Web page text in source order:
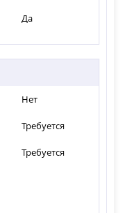
Да
Нет
Требуется
Требуется